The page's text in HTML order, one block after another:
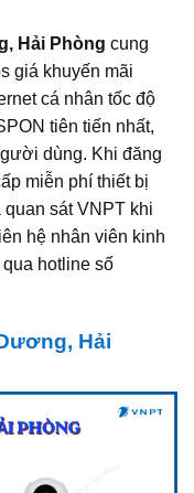
Hải Phòng cung
giá khuyến mãi
cá nhân tốc độ
tiên tiến nhất,
dùng. Khi đăng
miễn phí thiết bị
quan sát VNPT khi
hệ nhân viên kinh
hotline số
Hải